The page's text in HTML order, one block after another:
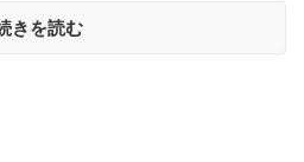
きを読む